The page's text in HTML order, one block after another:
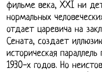
фильме века, XXI ни
нормальных
отдает царевича на
Сената, создает
историческая
1930-х годов. Но